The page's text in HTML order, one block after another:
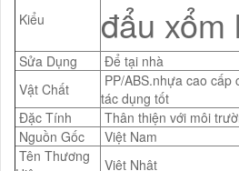
Kiểu đẩu xổm
Sửa Dụng
Để tại nhà
Vật Chất
PP/ABS.nhựa cao
tác dụng tốt
Đặc Tính
Thân thiện với môi
Nguồn Gốc
Việt Nam
Tên Thương
Việt Nhật